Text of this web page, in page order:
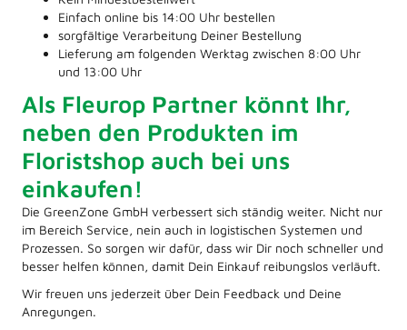
Einfach online bis 14:00 Uhr bestellen
sorgfältige Verarbeitung Deiner Bestellung
Lieferung am folgenden Werktag zwischen 8:00 Uhr
und 13:00 Uhr
Als Fleurop Partner könnt Ihr,
neben den Produkten im
Floristshop auch bei uns
einkaufen!
Die GreenZone GmbH verbessert sich ständig weiter. Nicht nur
im Bereich Service, nein auch in logistischen Systemen und
Prozessen. So sorgen wir dafür, dass wir Dir noch schneller und
besser helfen können, damit Dein Einkauf reibungslos verläuft.
Wir freuen uns jederzeit über Dein Feedback und Deine
Anregungen.